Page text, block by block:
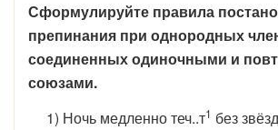
Сформулируйте правила
препинания при однородных
соединенных одиночными и
союзами.
1) Ночь медленно теч..т1 без